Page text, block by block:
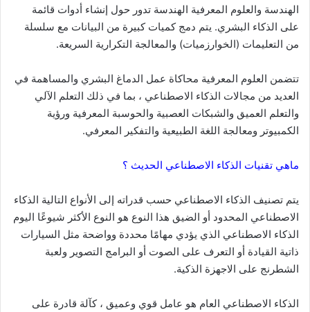
الهندسة والعلوم المعرفية الهندسة تدور حول إنشاء أدوات قائمة
على الذكاء البشري. يتم دمج كميات كبيرة من البيانات مع سلسلة
من التعليمات (الخوارزميات) والمعالجة التكرارية السريعة.
تتضمن العلوم المعرفية محاكاة عمل الدماغ البشري والمساهمة في
العديد من مجالات الذكاء الاصطناعي ، بما في ذلك التعلم الآلي
والتعلم العميق والشبكات العصبية والحوسبة المعرفية ورؤية
الكمبيوتر ومعالجة اللغة الطبيعية والتفكير المعرفي.
ماهي تقنيات الذكاء الاصطناعي الحديث ؟
يتم تصنيف الذكاء الاصطناعي حسب قدراته إلى الأنواع التالية الذكاء
الاصطناعي المحدود أو الضيق هذا النوع هو النوع الأكثر شيوعًا اليوم
الذكاء الاصطناعي الذي يؤدي مهامًا محددة وواضحة مثل السيارات
ذاتية القيادة أو التعرف على الصوت أو البرامج التصوير ولعبة
الشطرنج على الاجهزة الذكية.
الذكاء الاصطناعي العام هو عامل قوي وعميق ، كآلة قادرة على